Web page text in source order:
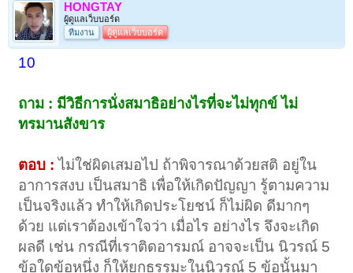
HONGTAY
ผู้ดูแลเว็บบอร์ด
ทีมงาน
ผู้ดูแลเว็บบอร์ด
10
ถาม : มีวิธีการนั่งสมาธิอย่างไรที่จะไม่ทุกข์ ไม่
ทรมานสังขาร
ตอบ :ไม่ใช่ผิดเสมอไป ถ้าพิจารณาด้วยสติ อยู่ใน
อาการสงบ เป็นสมาธิ เพื่อให้เกิดปัญญา รู้ตามความ
เป็นจริงแล้ว ทำให้เกิดประโยชน์ ก็ไม่ผิด ดีมากๆ
ด้วย แต่เราต้องเข้าใจว่า เมื่อไร อย่างไร จึงจะเกิด
ผลดี เช่น กรณีที่เราติดอารมณ์ อาจจะเป็น นิวรณ์ 5
ข้อใดข้อหนึ่ง ก็ให้ยกธรรมะในนิวรณ์ 5 ข้อนั้นมา